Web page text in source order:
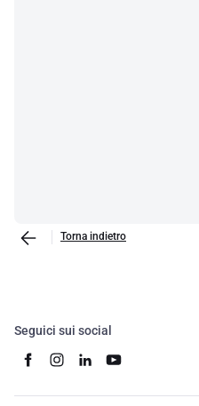
Torna indietro
Seguici sui social